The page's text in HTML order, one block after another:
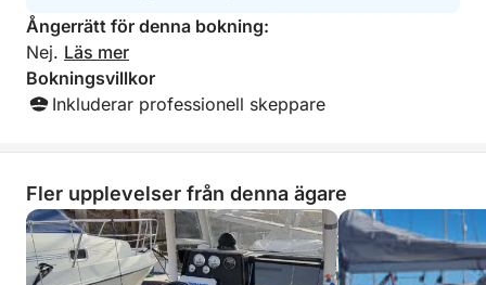
Ångerrätt för denna bokning:
Nej. Läs mer
Bokningsvillkor
Inkluderar professionell skeppare
Fler upplevelser från denna ägare